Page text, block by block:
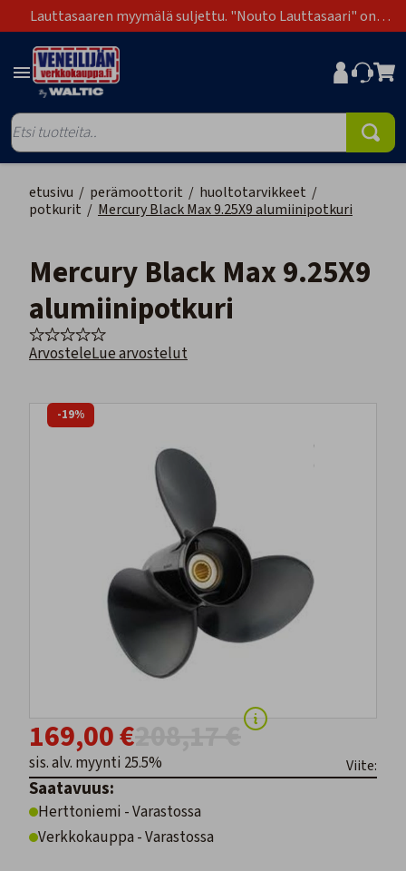
Lauttasaaren myymälä suljettu. "Nouto Lauttasaari" on
poistunut toimitustapavaihtoehdoista.
etusivu / perämoottorit / huoltotarvikkeet /
potkurit / Mercury Black Max 9.25X9 alumiinipotkuri
Mercury Black Max 9.25X9
alumiinipotkuri
ArvosteleLue arvostelut
-19%
169,00 €
sis. alv. myynti 25.5% Viite:
Saatavuus:
Herttoniemi - Varastossa
Verkkokauppa - Varastossa